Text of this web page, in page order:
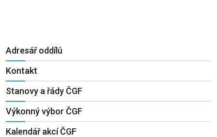
Adresář oddílů
Kontakt
Stanovy a řády ČGF
Výkonný výbor ČGF
Kalendář akcí ČGF